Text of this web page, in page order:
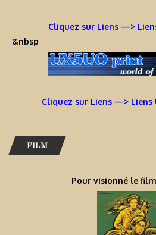
Cliquez sur Liens —>
&nbsp
Cliquez sur Liens —> Liens
FILM
Pour visionné le